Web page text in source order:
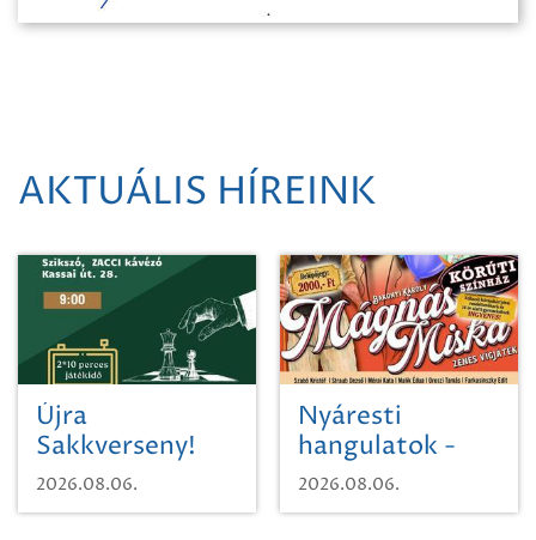
AKTUÁLIS HÍREINK
Újra
Sakkverseny!
2026.08.06.
Nyáresti
hangulatok -
Mágnás Miska
2026.08.06.